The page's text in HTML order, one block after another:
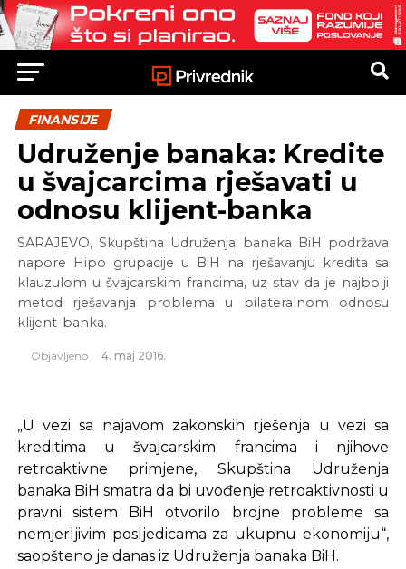
FINANSIJE
Udruženje banaka: Kredite
u švajcarcima rješavati u
odnosu klijent-banka
SARAJEVO, Skupština Udruženja banaka BiH podržava
napore Hipo grupacije u BiH na rješavanju kredita sa
klauzulom u švajcarskim francima, uz stav da je najbolji
metod rješavanja problema u bilateralnom odnosu
klijent-banka.
Objavljeno 4. maj 2016.
„U vezi sa najavom zakonskih rješenja u vezi sa
kreditima u švajcarskim francima i njihove
retroaktivne primjene, Skupština Udruženja
banaka BiH smatra da bi uvođenje retroaktivnosti u
pravni sistem BiH otvorilo brojne probleme sa
nemjerljivim posljedicama za ukupnu ekonomiju“,
saopšteno je danas iz Udruženja banaka BiH.